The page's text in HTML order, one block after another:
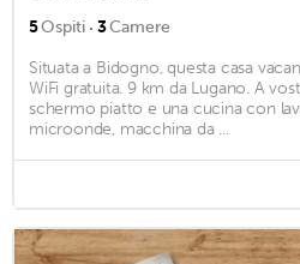
5Ospiti · 3Camere
Situata a Bidogno, questa casa
WiFi gratuita. 9 km da Lugano. A
schermo piatto e una cucina con
microonde, macchina da ...